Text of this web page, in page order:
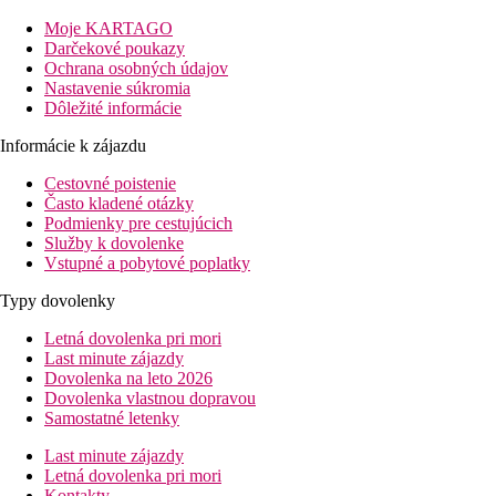
Vzdialenosť
pláže: 0 m pri pláži
letiska: 65 km
centra: 50 m
nákupných možností: v okolí
Popis izby
klimatizácia
telefón
TV so satelitným príjmom
vlastné sociálne zariadenie (kúpeľňa, sušič vlasov, WC)
trezor
set na prípravu kávy a čaju
Izba s bočným výhľadom na more
rovnaké vybavenie ako štandardná izba
Izba s výhľadom na more
rovnaké vybavenie ako štandardná izba
Superior s priamym výhľadom na more
priestrannejšia
Junior suita s výhľadom na more
Moje KARTAGO
Darčekové poukazy
Ochrana osobných údajov
Nastavenie súkromia
Dôležité informácie
Informácie k zájazdu
Cestovné poistenie
Často kladené otázky
Podmienky pre cestujúcich
Služby k dovolenke
Vstupné a pobytové poplatky
Typy dovolenky
Letná dovolenka pri mori
Last minute zájazdy
Dovolenka na leto 2026
Dovolenka vlastnou dopravou
Samostatné letenky
Last minute zájazdy
Letná dovolenka pri mori